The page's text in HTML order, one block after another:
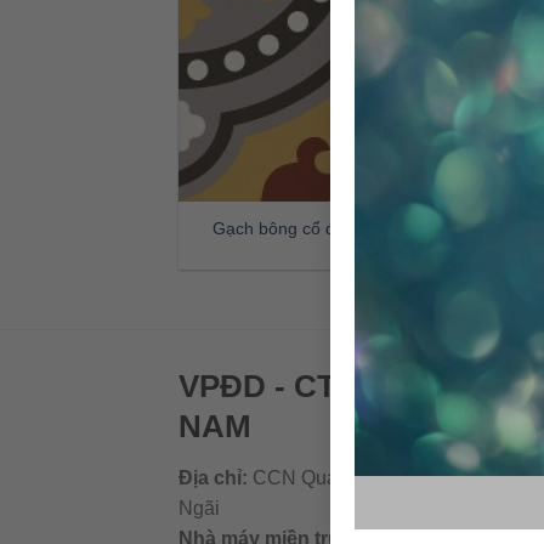
Gạch bông cổ điển CTS 112.1
VPĐD - CTY TNHH
NAM
Địa chỉ: CCN Quán Lát, Xã Đức Chánh,
Ngãi
Nhà máy miền trung: